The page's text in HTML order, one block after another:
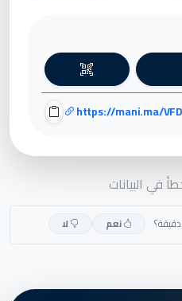
https://mani.ma/VFD
في البيانات
نعم لا